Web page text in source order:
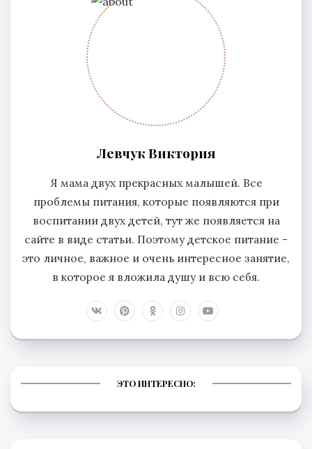
Левчук Виктория
Я мама двух прекрасных малышей. Все
проблемы питания, которые появляются при
воспитании двух детей, тут же появляется на
сайте в виде статьи. Поэтому детское питание -
это личное, важное и очень интересное занятие,
в которое я вложила душу и всю себя.
ЭТО ИНТЕРЕСНО: